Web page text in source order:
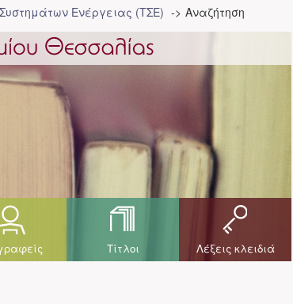
Ενέργειας (ΤΣΕ) Αναζήτηση
Τίτλοι Λέξεις κλειδιά